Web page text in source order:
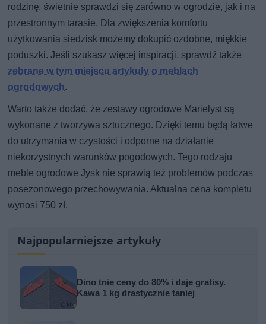
rodzinę, świetnie sprawdzi się zarówno w ogrodzie, jak i na
przestronnym tarasie. Dla zwiększenia komfortu
użytkowania siedzisk możemy dokupić ozdobne, miękkie
poduszki. Jeśli szukasz więcej inspiracji, sprawdź także
zebrane w tym miejscu artykuły o meblach
ogrodowych.
Warto także dodać, że zestawy ogrodowe Marielyst są
wykonane z tworzywa sztucznego. Dzięki temu będą łatwe
do utrzymania w czystości i odporne na działanie
niekorzystnych warunków pogodowych. Tego rodzaju
meble ogrodowe Jysk nie sprawią też problemów podczas
posezonowego przechowywania. Aktualna cena kompletu
wynosi 750 zł.
Najpopularniejsze artykuły
Dino tnie ceny do 80% i daje gratisy.
Kawa 1 kg drastycznie taniej